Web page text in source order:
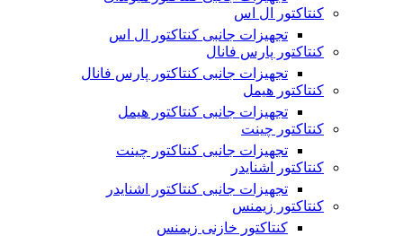
کنتاکتور ال اس
تجهیزات جانبی کنتاکتور ال اس
کنتاکتور پارس فانال
تجهیزات جانبی کنتاکتور پارس فانال
کنتاکتور هیمل
تجهیزات جانبی کنتاکتور هیمل
کنتاکتور چینت
تجهیزات جانبی کنتاکتور چینت
کنتاکتور اشنایدر
تجهیزات جانبی کنتاکتور اشنایدر
کنتاکتور زیمنس
کنتاکتور خازنی زیمنس